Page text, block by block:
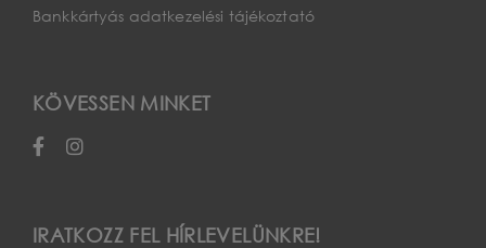
Bankkártyás adatkezelési tájékoztató
KÖVESSEN MINKET
IRATKOZZ FEL HÍRLEVELÜNKRE!